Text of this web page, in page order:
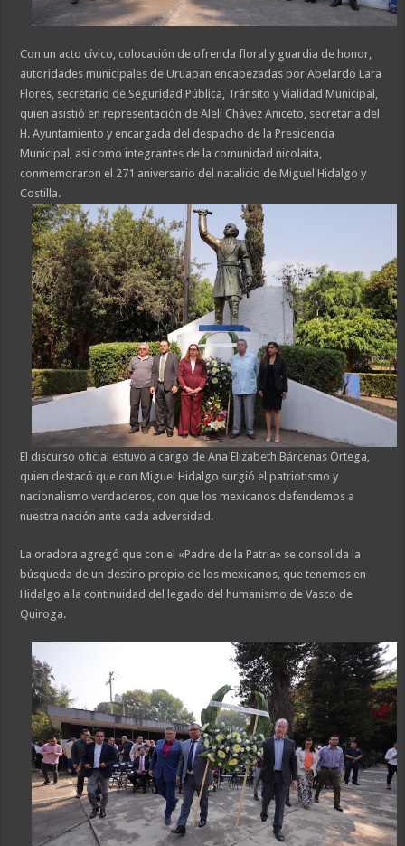
Con un acto cívico, colocación de ofrenda floral y guardia de honor,
autoridades municipales de Uruapan encabezadas por Abelardo Lara
Flores, secretario de Seguridad Pública, Tránsito y Vialidad Municipal,
quien asistió en representación de Alelí Chávez Aniceto, secretaria del
H. Ayuntamiento y encargada del despacho de la Presidencia
Municipal, así como integrantes de la comunidad nicolaita,
conmemoraron el 271 aniversario del natalicio de Miguel Hidalgo y
Costilla.
El discurso oficial estuvo a cargo de Ana Elizabeth Bárcenas Ortega,
quien destacó que con Miguel Hidalgo surgió el patriotismo y
nacionalismo verdaderos, con que los mexicanos defendemos a
nuestra nación ante cada adversidad.
La oradora agregó que con el «Padre de la Patria» se consolida la
búsqueda de un destino propio de los mexicanos, que tenemos en
Hidalgo a la continuidad del legado del humanismo de Vasco de
Quiroga.